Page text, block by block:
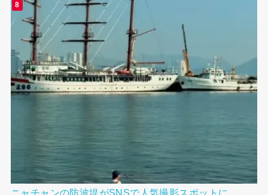
ニャチャンの防波堤がSNSで人気撮影スポットに